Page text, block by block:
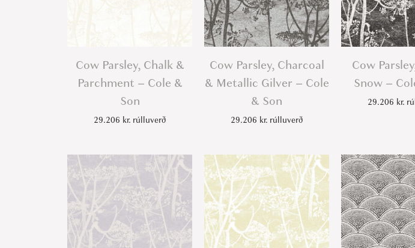
Cow Parsley, Chalk &
Parchment – Cole &
Son
29.206 kr. rúlluverð
Cow Parsley, Charcoal
& Metallic Gilver – Cole
& Son
29.206 kr. rúlluverð
Cow
Snow –
29.206 kr.